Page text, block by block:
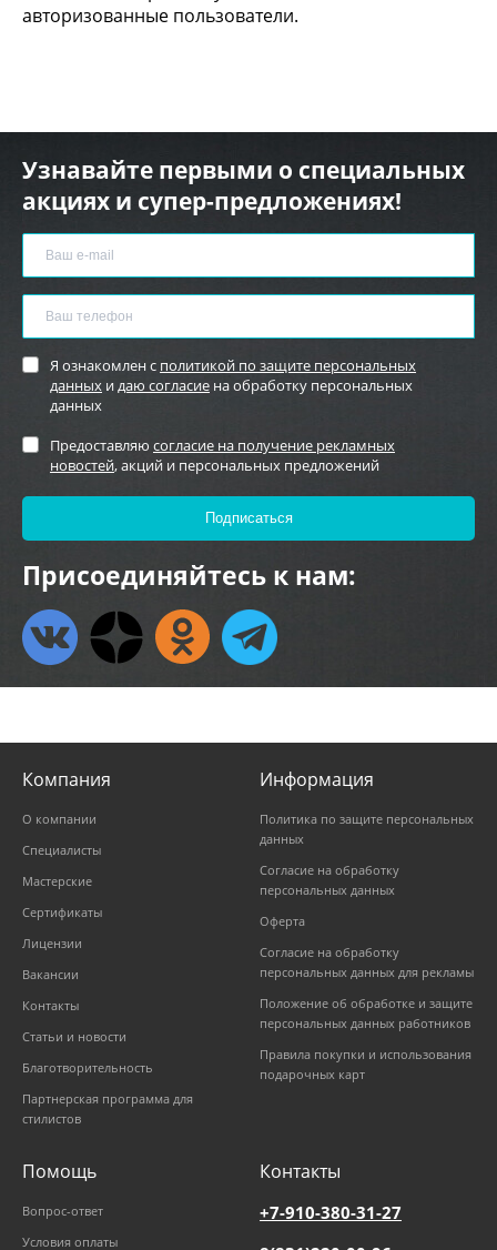
авторизованные пользователи.
Узнавайте первыми о специальных
акциях и супер-предложениях!
Я ознакомлен с политикой по защите персональных
данных идаю согласие на обработку персональных
данных
Предоставляю согласие на получение рекламных
новостей, акций и персональных предложений
Присоединяйтесь к нам:
Компания
О компании
Специалисты
Мастерские
Сертификаты
Лицензии
Вакансии
Контакты
Статьи и новости
Благотворительность
Партнерская программа для
стилистов
Информация
Политика по защите персональных
данных
Согласие на обработку
персональных данных
Оферта
Согласие на обработку
персональных данных для рекламы
Положение об обработке и защите
персональных данных работников
Правила покупки и использования
подарочных карт
Помощь
Вопрос-ответ
Условия оплаты
Контакты
+7-910-380-31-27